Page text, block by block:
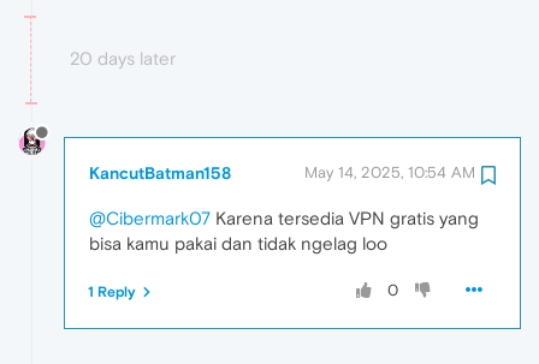
20 days later
KancutBatman158 May 14, 2025, 10:54 AM
@Cibermark07 Karena tersedia VPN gratis yang
bisa kamu pakai dan tidak ngelag loo
0
1 Reply